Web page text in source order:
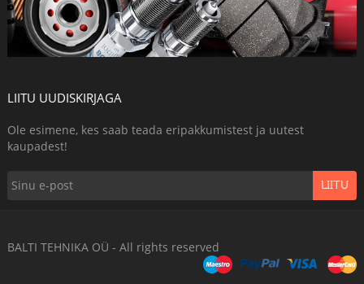
LIITU UUDISKIRJAGA
Ole esimene, kes saab teada eripakkumistest ja uutest
kaupadest!
LIITU
BALTI TEHNIKA OÜ - All rights reserved